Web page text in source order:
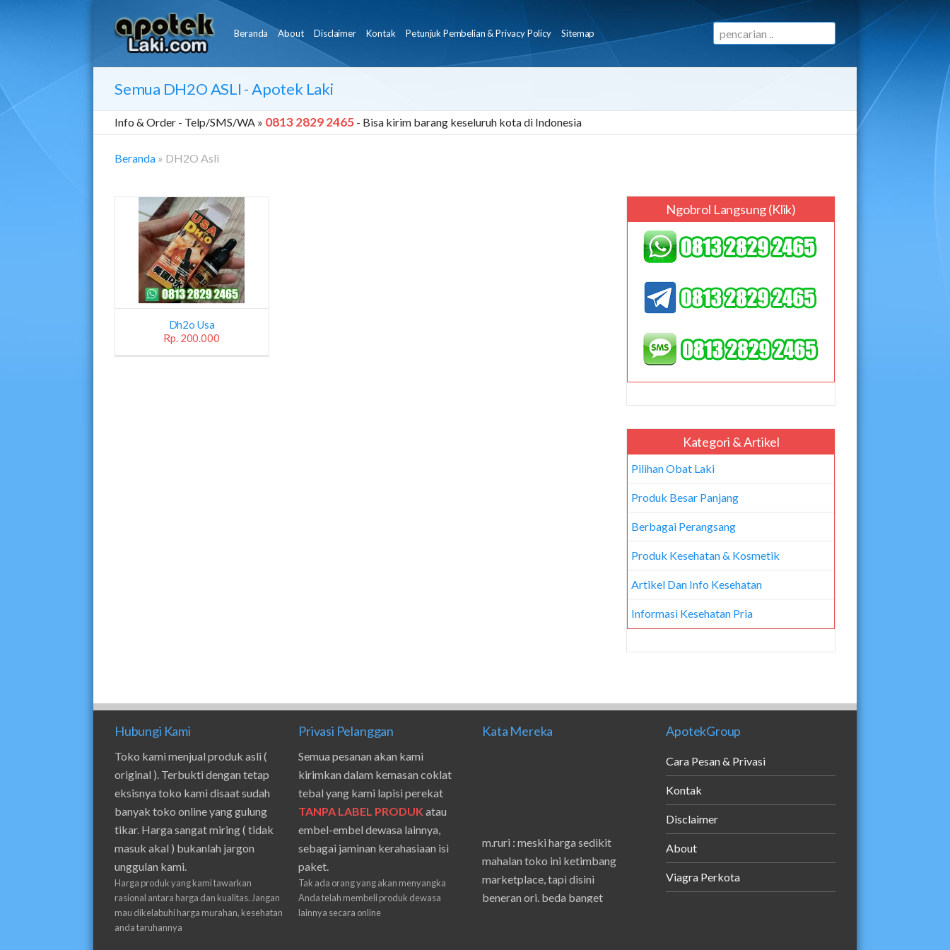
Beranda About Disclaimer Kontak Petunjuk Pembelian & Privacy Policy Sitemap
Semua DH2O ASLI - Apotek Laki
Info & Order - Telp/SMS/WA » 0813 2829 2465 - Bisa kirim barang keseluruh kota di Indonesia
Beranda » DH2O Asli
Asli
Dh2o Usa
Rp. 200.000
Ngobrol Langsung (klik)
Kategori & Artikel
Pilihan Obat Laki
Produk Besar Panjang
Berbagai Perangsang
Produk Kesehatan & Kosmetik
Artikel Dan Info Kesehatan
Informasi Kesehatan Pria
Hubungi Kami
Toko kami menjual produk asli (
original ). Terbukti dengan tetap
eksisnya toko kami disaat sudah
banyak toko online yang gulung
tikar. Harga sangat miring ( tidak
masuk akal ) bukanlah jargon
unggulan kami.
Harga produk yang kami tawarkan
rasional antara harga dan kualitas. Jangan
mau dikelabuhi harga murahan, kesehatan
anda taruhannya
Privasi Pelanggan
Semua pesanan akan kami
kirimkan dalam kemasan coklat
tebal yang kami lapisi perekat
TANPA LABEL PRODUKatau
embel-embel dewasa lainnya,
sebagai jaminan kerahasiaan isi
paket.
Tak ada orang yang akan menyangka
Anda telah membeli produk dewasa
lainnya secara online
Kata Mereka
m.ruri : meski harga sedikit
mahalan toko ini ketimbang
marketplace, tapi disini
beneran ori. beda banget
ApotekGroup
Cara Pesan & Privasi
Kontak
Disclaimer
About
Viagra Perkota